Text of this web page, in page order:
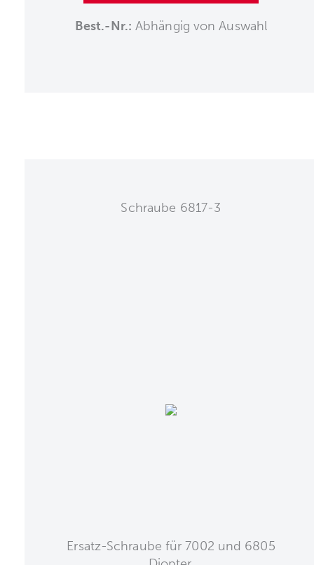
Best.-Nr.: Abhängig von Auswahl
Schraube 6817-3
Ersatz-Schraube für 7002 und 6805